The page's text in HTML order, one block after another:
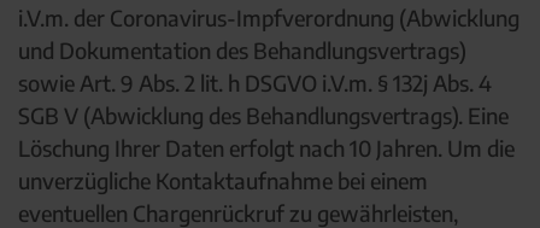
i.V.m. der Coronavirus-Impfverordnung (Abwicklung
und Dokumentation des Behandlungsvertrags)
sowie Art. 9 Abs. 2 lit. h DSGVO i.V.m. § 132j Abs. 4
SGB V (Abwicklung des Behandlungsvertrags). Eine
Löschung Ihrer Daten erfolgt nach 10 Jahren. Um die
unverzügliche Kontaktaufnahme bei einem
eventuellen Chargenrückruf zu gewährleisten,